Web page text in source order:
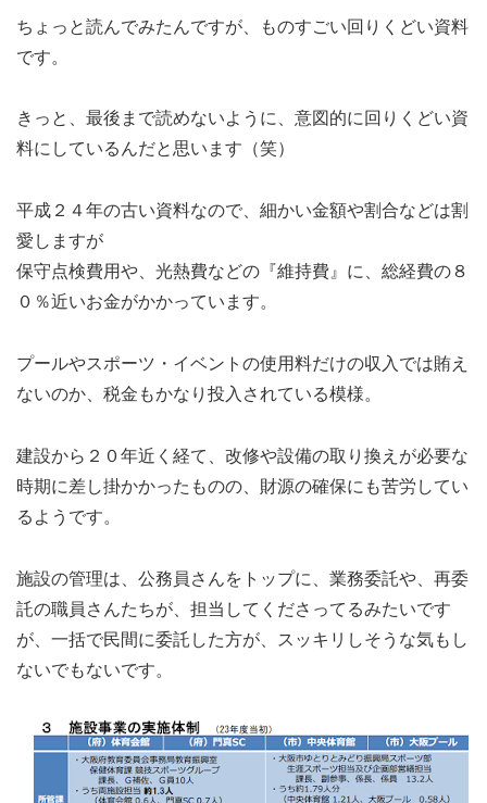
ちょっと読んでみたんですが、ものすごい回りくどい資料
です。
きっと、最後まで読めないように、意図的に回りくどい資
料にしているんだと思います（笑）
平成２４年の古い資料なので、細かい金額や割合などは割
愛しますが
保守点検費用や、光熱費などの『維持費』に、総経費の８
０％近いお金がかかっています。
プールやスポーツ・イベントの使用料だけの収入では賄え
ないのか、税金もかなり投入されている模様。
建設から２０年近く経て、改修や設備の取り換えが必要な
時期に差し掛かかったものの、財源の確保にも苦労してい
るようです。
施設の管理は、公務員さんをトップに、業務委託や、再委
託の職員さんたちが、担当してくださってるみたいです
が、一括で民間に委託した方が、スッキリしそうな気もし
ないでもないです。